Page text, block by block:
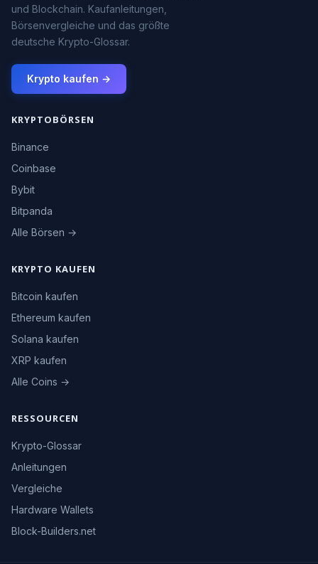
und Blockchain. Kaufanleitungen,
Börsenvergleiche und das größte
deutsche Krypto-Glossar.
Krypto kaufen →
KRYPTOBÖRSEN
Binance
Coinbase
Bybit
Bitpanda
Alle Börsen →
KRYPTO KAUFEN
Bitcoin kaufen
Ethereum kaufen
Solana kaufen
XRP kaufen
Alle Coins →
RESSOURCEN
Krypto-Glossar
Anleitungen
Vergleiche
Hardware Wallets
Block-Builders.net